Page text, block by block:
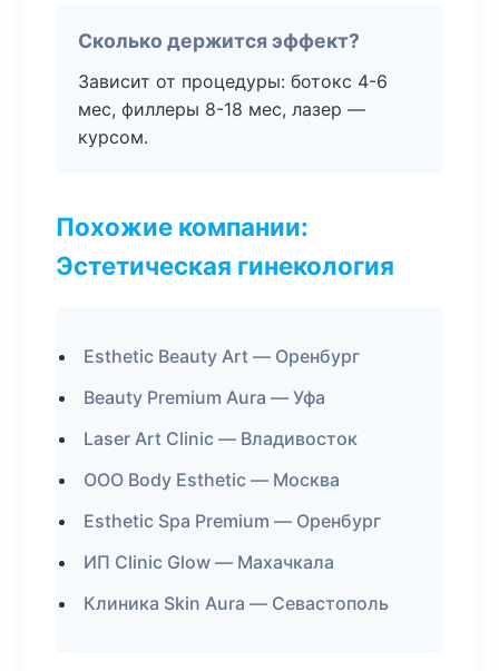
Сколько держится эффект?
Зависит от процедуры: ботокс 4-6
мес, филлеры 8-18 мес, лазер —
курсом.
Похожие компании:
Эстетическая гинекология
Esthetic Beauty Art — Оренбург
Beauty Premium Aura — Уфа
Laser Art Clinic — Владивосток
ООО Body Esthetic — Москва
Esthetic Spa Premium — Оренбург
ИП Clinic Glow — Махачкала
Клиника Skin Aura — Севастополь